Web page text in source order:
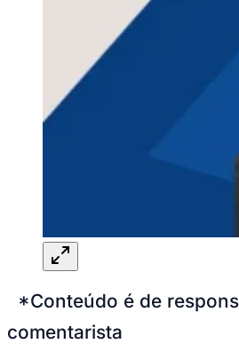
*Conteúdo é de
comentarista